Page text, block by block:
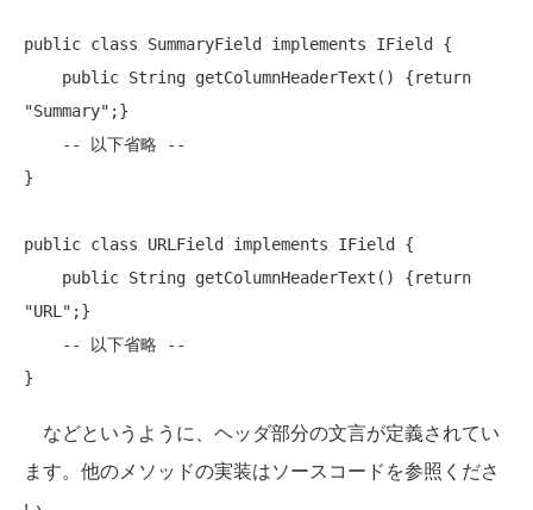
public class SummaryField implements IField {
public
"Summary" ;}
}
public class URLField implements IField {
public
"URL" ;}
などというように、ヘッダ部分の文言が定義されてい
ます。他のメソッドの実装はソースコードを参照くださ